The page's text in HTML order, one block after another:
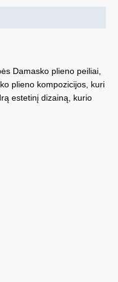
Damasko plieno peiliai,
plieno kompozicijos, kuri
estetinį dizainą, kurio